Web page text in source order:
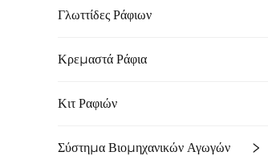
Γλωττίδες Ράφιων
Κρεμαστά Ράφια
Κιτ Ραφιών
Σύστημα Βιομηχανικών Αγωγών